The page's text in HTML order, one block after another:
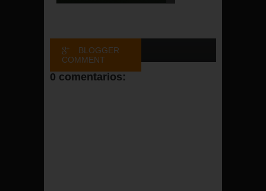
BLOGGER
COMMENT
FACEBOOK
0 comentarios: